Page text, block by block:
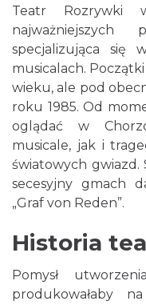
Teatr
najważniejszych
specjalizująca się
musicalach.
wieku, ale pod
roku 1985. Od
oglądać w
musicale, jak i
światowych gwiazd.
secesyjny gmach
„Graf von Reden”.
Historia
Pomysł
produkowałaby